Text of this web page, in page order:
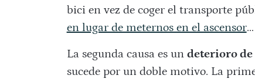
bici en vez de coger el transporte
en lugar de meternos en el ascensor…
La segunda causa es un deterioro de
sucede por un doble motivo. La